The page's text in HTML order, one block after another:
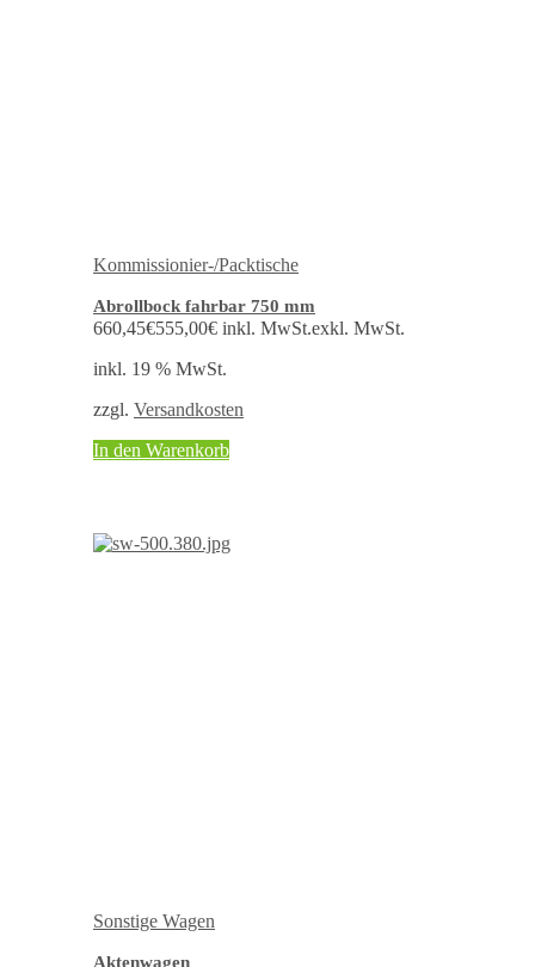
Kommissionier-/Packtische
Abrollbock fahrbar 750 mm
660,45€555,00€ inkl. MwSt.exkl. MwSt.
inkl. 19 % MwSt.
zzgl. Versandkosten
In den Warenkorb
Sonstige Wagen
Aktenwagen